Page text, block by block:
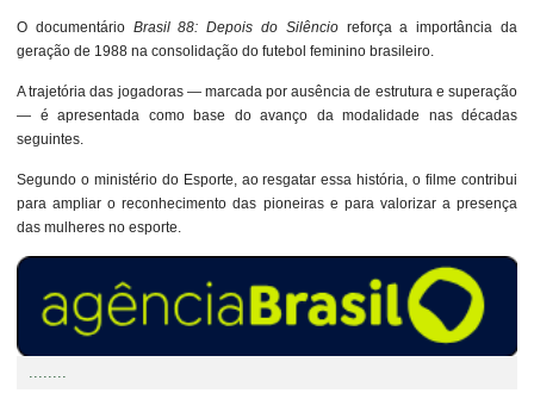
O documentário Brasil 88: Depois do Silêncioreforça a importância da
geração de 1988 na consolidação do futebol feminino brasileiro.
A trajetória das jogadoras — marcada por ausência de estrutura e superação
— é apresentada como base do avanço da modalidade nas décadas
seguintes.
Segundo o ministério do Esporte, ao resgatar essa história, o filme contribui
para ampliar o reconhecimento das pioneiras e para valorizar a presença
das mulheres no esporte.
........